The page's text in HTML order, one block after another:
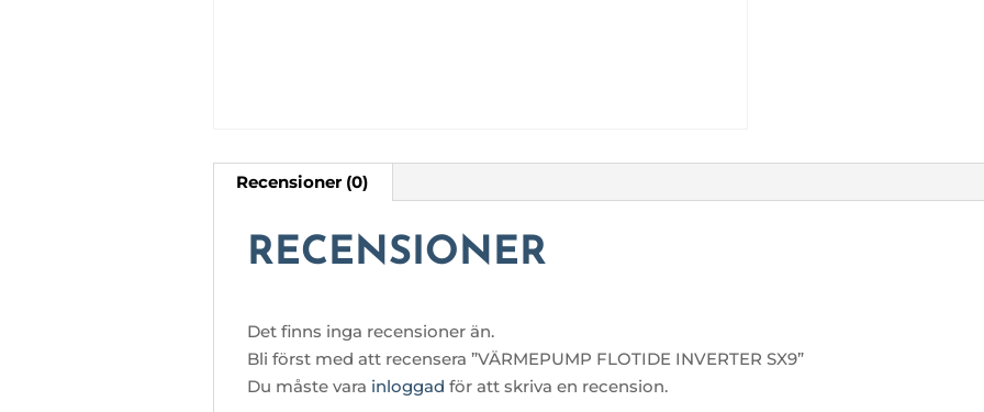
Recensioner (0)
RECENSIONER
Det finns inga recensioner än.
Bli först med att recensera ”VÄRMEPUMP FLOTIDE INVERTER SX9”
Du måste vara inloggad för att skriva en recension.